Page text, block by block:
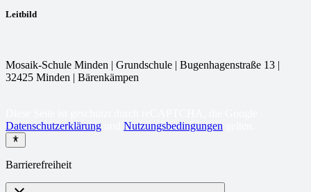
Leitbild
Mosaik-Schule Minden | Grundschule | Bugenhagenstraße 13 |
32425 Minden | Bärenkämpen
Datenschutzerklärung
Nutzungsbedingungen
Barrierefreiheit